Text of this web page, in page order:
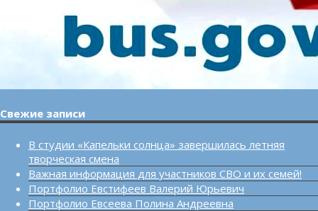
Свежие записи
В студии «Капельки солнца» завершилась летняя
творческая смена
Важная информация для участников СВО и их семей!
Портфолио Евстифеев Валерий Юрьевич
Портфолио Евсеева Полина Андреевна